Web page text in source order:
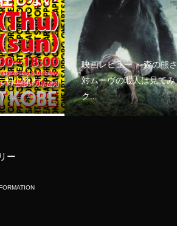
初上陸！
...
映画レビュー ～森の熊
対ムーヴの暇人は見て
ク...
ー